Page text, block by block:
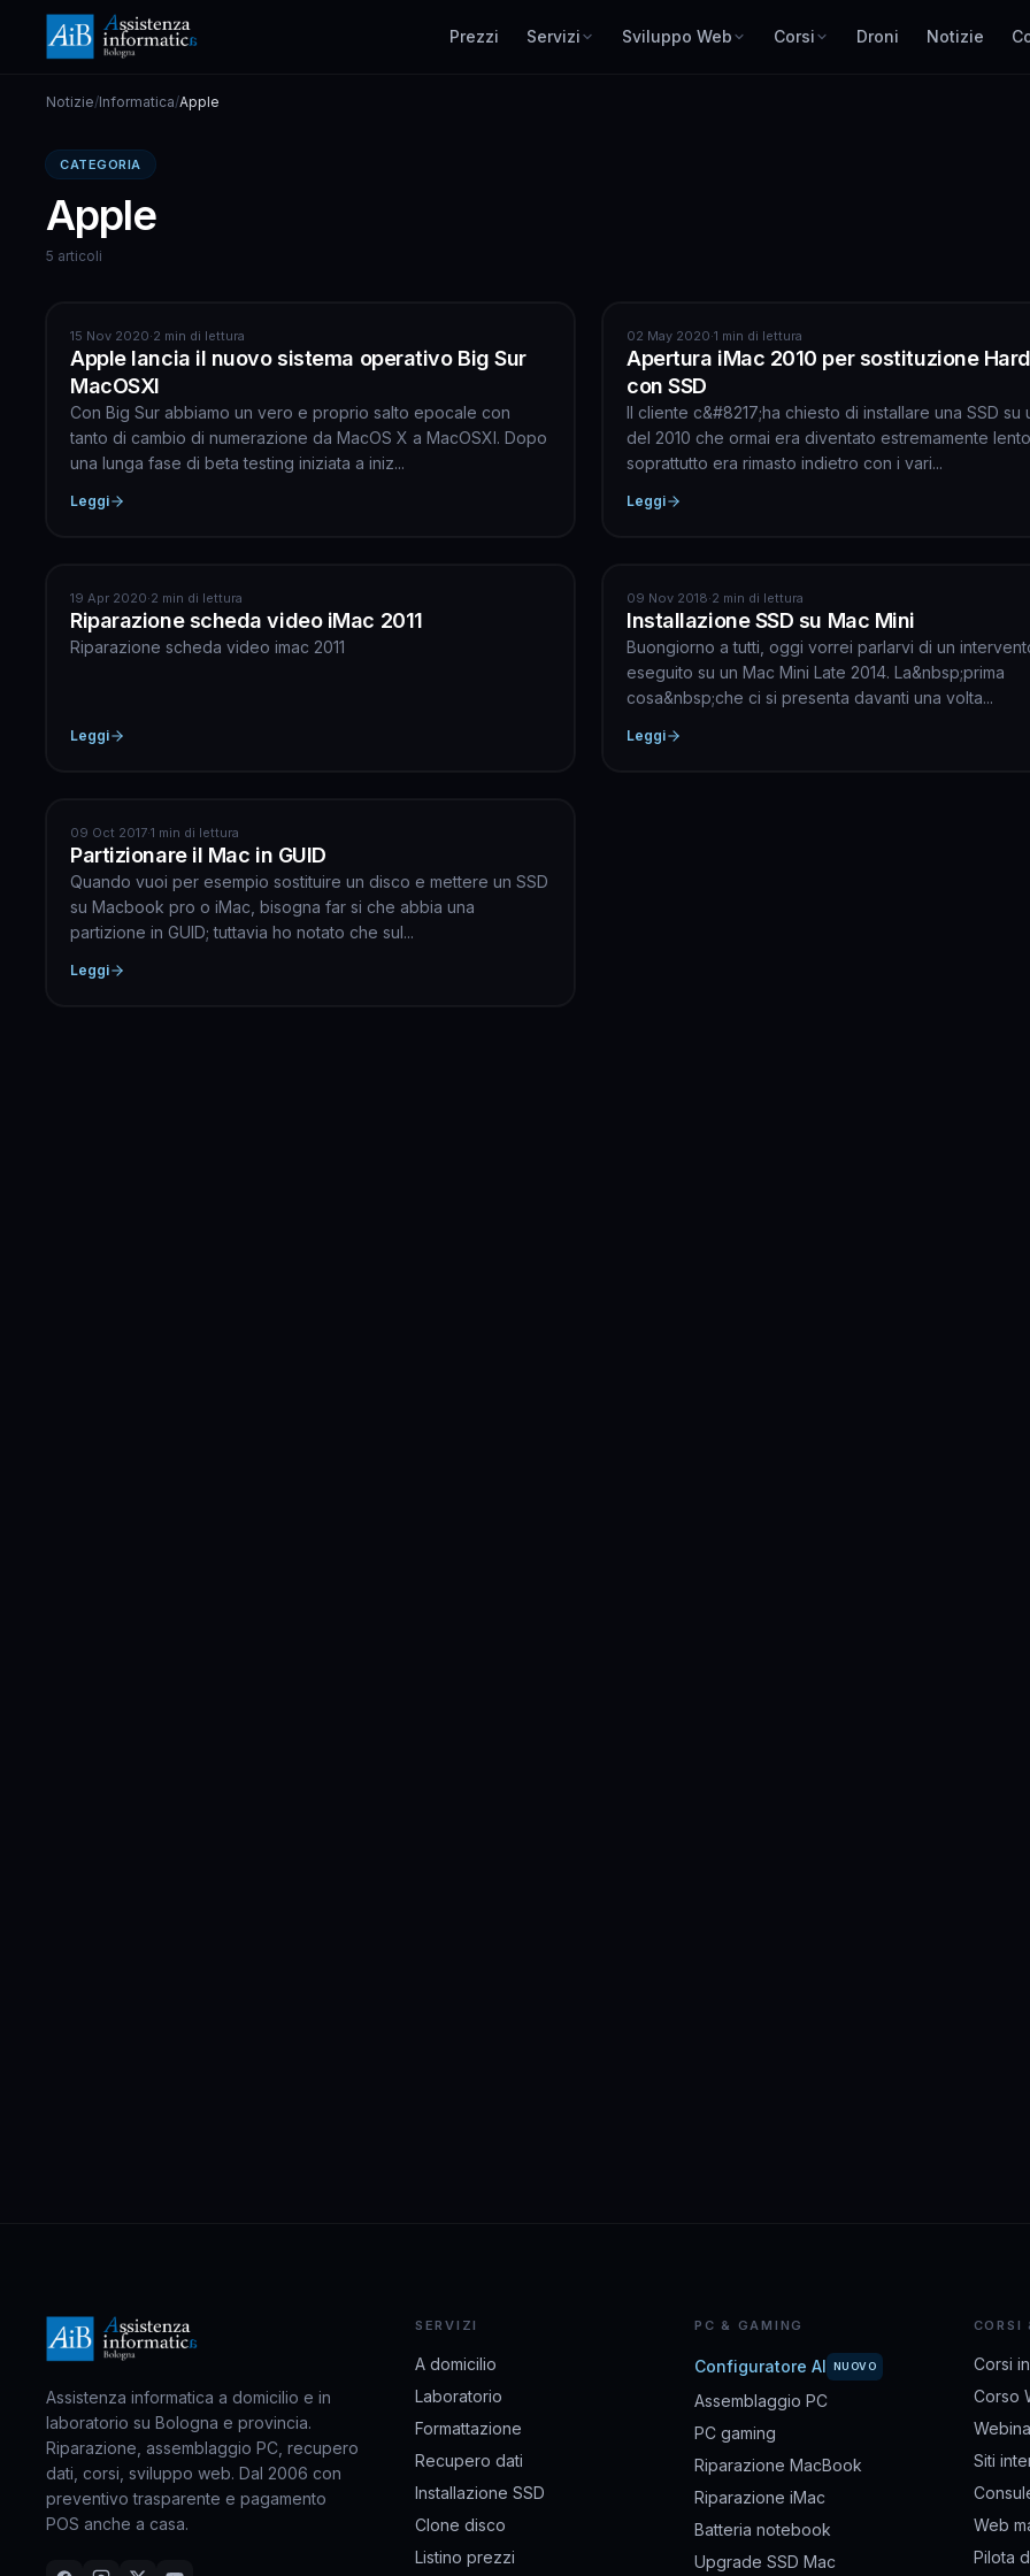
Prezzi Servizi Sviluppo Web Corsi Droni Notizie
Notizie/Informatica/Apple
CATEGORIA
Apple
5 articoli
APPLE
15 Nov 2020·2 min di lettura
Apple lancia il nuovo sistema operativo Big Sur
MacOSXI
Con Big Sur abbiamo un vero e proprio salto epocale con
tanto di cambio di numerazione da MacOS X a MacOSXI. Dopo
una lunga fase di beta testing iniziata a iniz...
Leggi
APPLE
02 May 2020·1 min di lettura
Apertura iMac 2010 per sostituzione
con SSD
Il cliente c&#8217;ha chiesto di installare una SSD su
del 2010 che ormai era diventato estremamente
soprattutto era rimasto indietro con i vari...
Leggi
APPLE
19 Apr 2020·2 min di lettura
Riparazione scheda video iMac 2011
Riparazione scheda video imac 2011
Leggi
APPLE
09 Nov 2018·2 min di lettura
Installazione SSD su Mac Mini
Buongiorno a tutti, oggi vorrei parlarvi di un
eseguito su un Mac Mini Late 2014. La&nbsp;prima
cosa&nbsp;che ci si presenta davanti una volta...
Leggi
APPLE
09 Oct 2017·1 min di lettura
Partizionare il Mac in GUID
Quando vuoi per esempio sostituire un disco e mettere un SSD
su Macbook pro o iMac, bisogna far si che abbia una
partizione in GUID; tuttavia ho notato che sul...
Leggi
Assistenza informatica a domicilio e in
laboratorio su Bologna e provincia.
Riparazione, assemblaggio PC, recupero
dati, corsi, sviluppo web. Dal 2006 con
preventivo trasparente e pagamento
POS anche a casa.
SERVIZI
A domicilio
Laboratorio
Formattazione
Recupero dati
Installazione SSD
Clone disco
Listino prezzi
PC & GAMING
Configuratore AI NUOVO
Assemblaggio PC
PC gaming
Riparazione MacBook
Riparazione iMac
Batteria notebook
Upgrade SSD Mac
CORSI
Corsi
Corso
Siti
Web
Pilota